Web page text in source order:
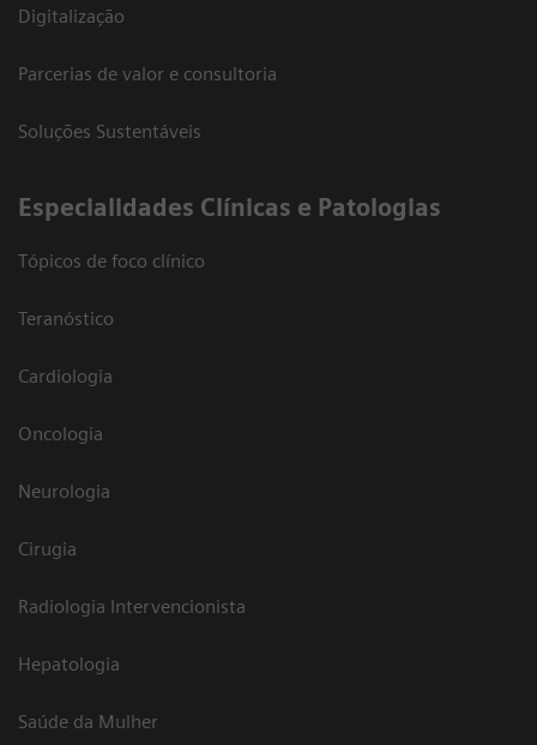
Digitalização
Parcerias de valor e consultoria
Soluções Sustentáveis
​Especialidades Clínicas e Patologias
Tópicos de foco clínico
Teranóstico
Cardiologia
Oncologia
Neurologia
Cirugia
Radiologia Intervencionista
Hepatologia
Saúde da Mulher